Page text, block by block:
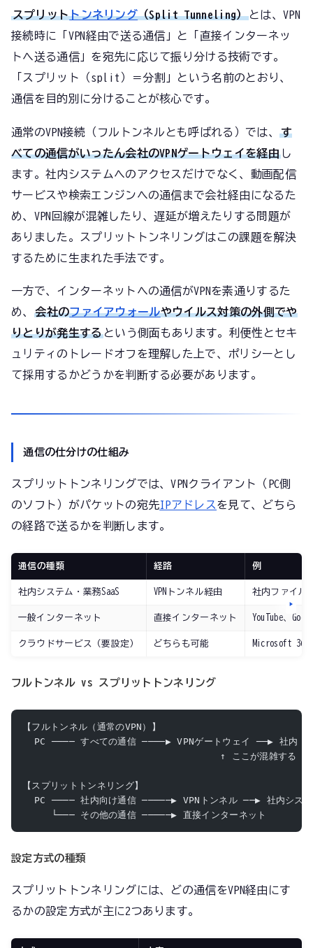
スプリットトンネリング（Split Tunneling） とは、VPN
接続時に「VPN経由で送る通信」と「直接インターネッ
トへ送る通信」を宛先に応じて振り分ける技術です。
「スプリット（split）＝分割」という名前のとおり、
通信を目的別に分けることが核心です。
通常のVPN接続（フルトンネルとも呼ばれる）では、 す
べての通信がいったん会社のVPNゲートウェイを経由し
ます。社内システムへのアクセスだけでなく、動画配信
サービスや検索エンジンへの通信まで会社経由になるた
め、VPN回線が混雑したり、遅延が増えたりする問題が
ありました。スプリットトンネリングはこの課題を解決
するために生まれた手法です。
一方で、インターネットへの通信がVPNを素通りするた
め、 会社のファイアウォールやウイルス対策の外側でや
りとりが発生する という側面もあります。利便性とセキ
ュリティのトレードオフを理解した上で、ポリシーとし
て採用するかどうかを判断する必要があります。
通信の仕分けの仕組み
スプリットトンネリングでは、VPNクライアント（PC側
のソフト）がパケットの宛先IPアドレスを見て、どちら
の経路で送るかを判断します。
通信の種類 経路 例
社内システム・業務SaaS VPNトンネル経由 社内ファイル
一般インターネット 直接インターネット YouTube、
クラウドサービス（要設定） どちらも可能 Microsoft 365
フルトンネル vs スプリットトンネリング
【フルトンネル（通常のVPN）】
PC ──── すべての通信 ────▶ VPNゲートウェイ ──▶ 社内 or
                                  ↑ ここが混雑する
【スプリットトンネリング】
PC ──── 社内向け通信 ─────▶ VPNトンネル ──▶ 社内シス
     └─── その他の通信 ─────▶ 直接インターネット
設定方式の種類
スプリットトンネリングには、どの通信をVPN経由にす
るかの設定方式が主に2つあります。